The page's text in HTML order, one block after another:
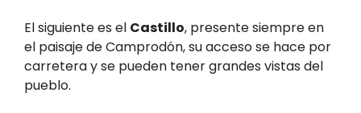
El siguiente es el Castillo, presente siempre en
el paisaje de Camprodón, su acceso se hace por
carretera y se pueden tener grandes vistas del
pueblo.